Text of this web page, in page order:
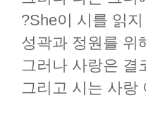
?She이 시를 읽
성곽과 정원를 위
그러나 사랑은 결
그리고 시는 사랑